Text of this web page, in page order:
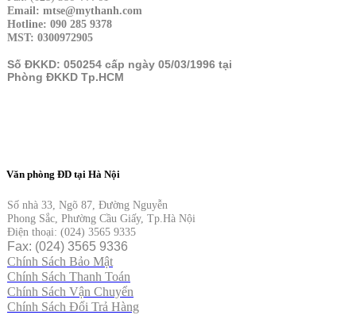
Email: mtse@mythanh.com
Hotline: 090 285 9378
MST: 0300972905
Số ĐKKD: 050254 cấp ngày 05/03/1996 tại
Phòng ĐKKD Tp.HCM
Văn phòng ĐD tại Hà Nội
Số nhà 33, Ngõ 87, Đường Nguyễn
Phong Sắc, Phường Cầu Giấy, Tp.Hà Nội
Điện thoại: (024) 3565 9335
Fax: (024) 3565 9336
Chính Sách Bảo Mật
Chính Sách Thanh Toán
Chính Sách Vận Chuyển
Chính Sách Đổi Trả Hàng